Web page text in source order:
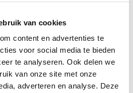
van cookies
content en advertenties te
voor social media te bieden
te analyseren. Ook delen we
van onze site met onze
adverteren en analyse. Deze
gastric sleeve